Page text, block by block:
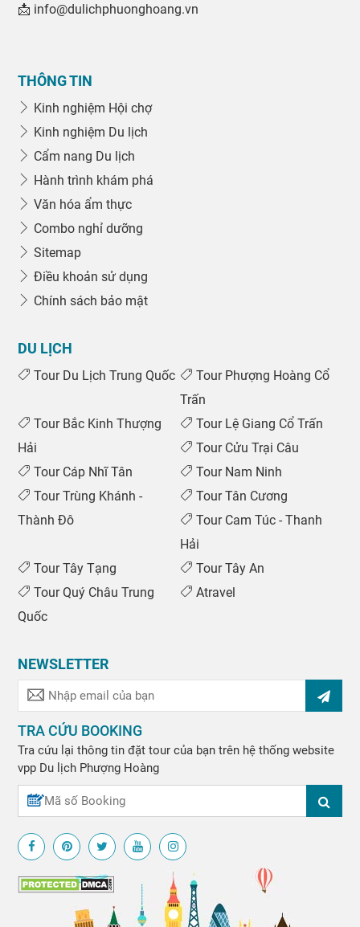
📩 info@dulichphuonghoang.vn
THÔNG TIN
Kinh nghiệm Hội chợ
Kinh nghiệm Du lịch
Cẩm nang Du lịch
Hành trình khám phá
Văn hóa ẩm thực
Combo nghỉ dưỡng
Sitemap
Điều khoản sử dụng
Chính sách bảo mật
DU LỊCH
Tour Du Lịch Trung Quốc
Tour Phượng Hoàng Cổ
Trấn
Tour Bắc Kinh Thượng
Hải
Tour Lệ Giang Cổ Trấn
Tour Cửu Trại Câu
Tour Cáp Nhĩ Tân
Tour Nam Ninh
Tour Trùng Khánh -
Thành Đô
Tour Tân Cương
Tour Cam Túc - Thanh
Hải
Tour Tây Tạng
Tour Tây An
Tour Quý Châu Trung
Quốc
Atravel
NEWSLETTER
TRA CỨU BOOKING
Tra cứu lại thông tin đặt tour của bạn trên hệ thống website
vpp Du lịch Phượng Hoàng